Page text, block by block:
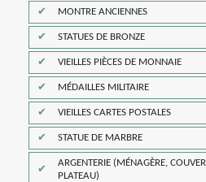
MONTRE ANCIENNES
STATUES DE BRONZE
VIEILLES PIÈCES DE MONNAIE
MÉDAILLES MILITAIRE
VIEILLES CARTES POSTALES
STATUE DE MARBRE
ARGENTERIE (MÉNAGÈRE,
PLATEAU)